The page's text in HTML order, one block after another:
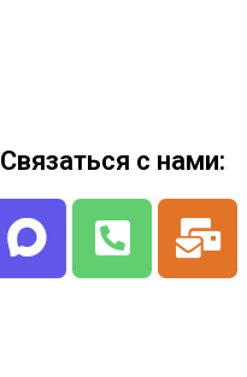
Связаться с нами: